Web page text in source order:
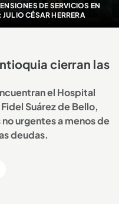
DE SERVICIOS EN
CÉSAR HERRERA
cierran las
el Hospital
Suárez de Bello,
urgentes a menos de
deudas.